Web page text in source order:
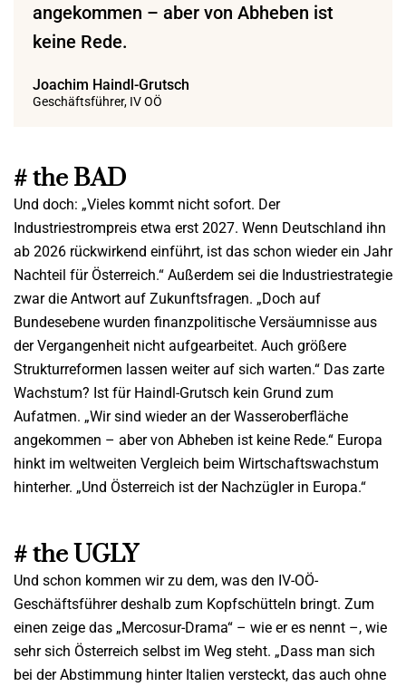
angekommen – aber von Abheben ist
keine Rede.
Joachim Haindl-Grutsch
Geschäftsführer, IV OÖ
# the BAD
Und doch: „Vieles kommt nicht sofort. Der
Industriestrompreis etwa erst 2027. Wenn Deutschland ihn
ab 2026 rückwirkend einführt, ist das schon wieder ein Jahr
Nachteil für Österreich.“ Außerdem sei die Industriestrategie
zwar die Antwort auf Zukunftsfragen. „Doch auf
Bundesebene wurden finanzpolitische Versäumnisse aus
der Vergangenheit nicht aufgearbeitet. Auch größere
Strukturreformen lassen weiter auf sich warten.“ Das zarte
Wachstum? Ist für Haindl-Grutsch kein Grund zum
Aufatmen. „Wir sind wieder an der Wasseroberfläche
angekommen – aber von Abheben ist keine Rede.“ Europa
hinkt im weltweiten Vergleich beim Wirtschaftswachstum
hinterher. „Und Österreich ist der Nachzügler in Europa.“
# the UGLY
Und schon kommen wir zu dem, was den IV-OÖ-
Geschäftsführer deshalb zum Kopfschütteln bringt. Zum
einen zeige das „Mercosur-Drama“ – wie er es nennt –, wie
sehr sich Österreich selbst im Weg steht. „Dass man sich
bei der Abstimmung hinter Italien versteckt, das auch ohne